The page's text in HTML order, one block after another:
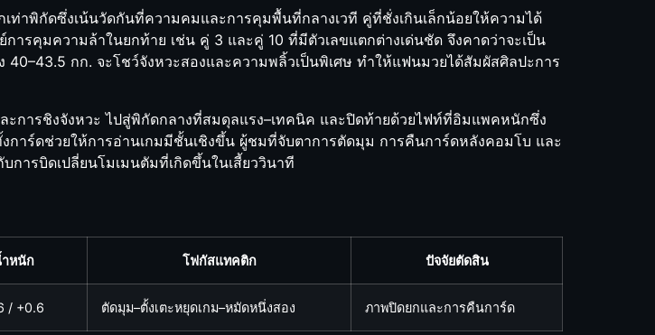
าพิกัดซึ่งเน้นวัดกันที่ความคมและการคุมพื้นที่กลางเวที คู่ที่ชั่งเกินเล็กน้อยให้ความได้
ารคุมความล้าในยกท้าย เช่น คู่ 3 และคู่ 10 ที่มีตัวเลขแตกต่างเด่นชัด จึงคาดว่าจะเป็น
กก. จะโชว์จังหวะสองและความพลิ้วเป็นพิเศษ ทำให้แฟนมวยได้สัมผัสศิลปะการ
ะการชิงจังหวะ ไปสู่พิกัดกลางที่สมดุลแรง–เทคนิค และปิดท้ายด้วยไฟท์ที่อิมแพคหนักซึ่ง
การ์ดช่วยให้การอ่านเกมมีชั้นเชิงขึ้น ผู้ชมที่จับตาการตัดมุม การคืนการ์ดหลังคอมโบ และ
การบิดเปลี่ยนโมเมนตัมที่เกิดขึ้นในเสี้ยววินาที
หนัก โฟกัสแทคติก ปัจจัยตัดสิน
/ +0.6 ตัดมุม–ตั้งเตะหยุดเกม–หมัดหนึ่งสอง ภาพปิดยกและการคืนการ์ด